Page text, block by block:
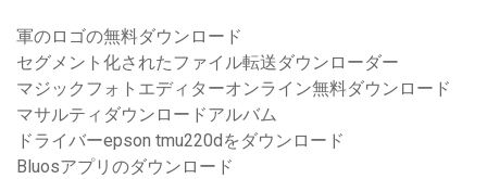
軍のロゴの無料ダウンロード
セグメント化されたファイル転送ダウンローダー
マジックフォトエディターオンライン無料ダウンロード
マサルティダウンロードアルバム
ドライバーepson tmu220dをダウンロード
Bluosアプリのダウンロード